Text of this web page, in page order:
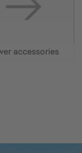
accessories